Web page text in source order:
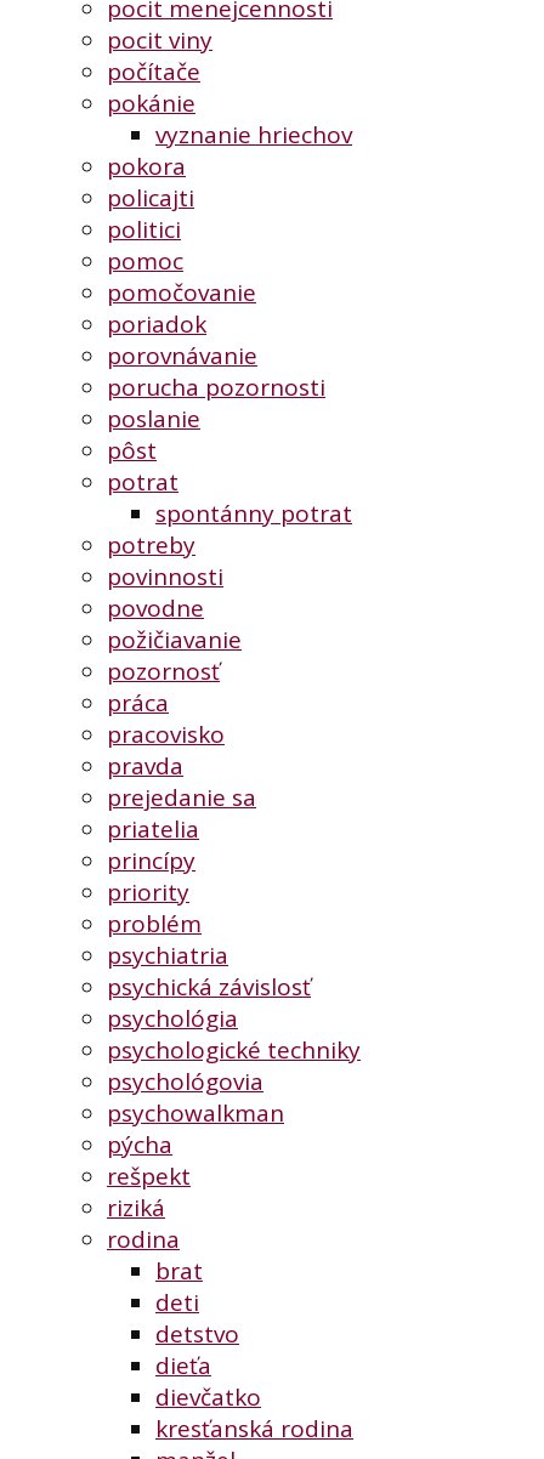
pocit menejcennosti
pocit viny
počítače
pokánie
vyznanie hriechov
pokora
policajti
politici
pomoc
pomočovanie
poriadok
porovnávanie
porucha pozornosti
poslanie
pôst
potrat
spontánny potrat
potreby
povinnosti
povodne
požičiavanie
pozornosť
práca
pracovisko
pravda
prejedanie sa
priatelia
princípy
priority
problém
psychiatria
psychická závislosť
psychológia
psychologické techniky
psychológovia
psychowalkman
pýcha
rešpekt
riziká
rodina
brat
deti
detstvo
dieťa
dievčatko
kresťanská rodina